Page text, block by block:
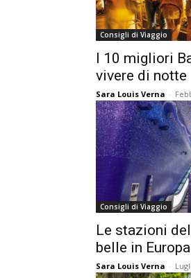
Consigli di Viaggio
I 10 migliori
vivere di notte
Sara Louis Verna -
Consigli di Viaggio
Le stazioni
belle in Europa
Sara Louis Verna -